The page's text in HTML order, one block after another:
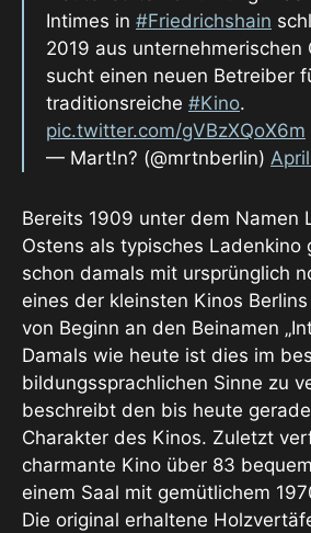
Intimes in #Friedrichshain
2019 aus unternehmerischen
sucht einen neuen Betreiber
traditionsreiche #Kino.
pic.twitter.com/gVBzXQoX6m
— Mart!n? (@mrtnberlin)
Bereits 1909 unter dem Namen
Ostens als typisches Ladenkino
schon damals mit ursprünglich
eines der kleinsten Kinos
von Beginn an den Beinamen
Damals wie heute ist dies im
bildungssprachlichen Sinne zu
beschreibt den bis heute
Charakter des Kinos. Zuletzt
charmante Kino über 83
einem Saal mit gemütlichem
Die original erhaltene